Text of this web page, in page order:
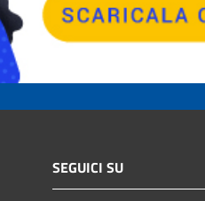
SEGUICI SU